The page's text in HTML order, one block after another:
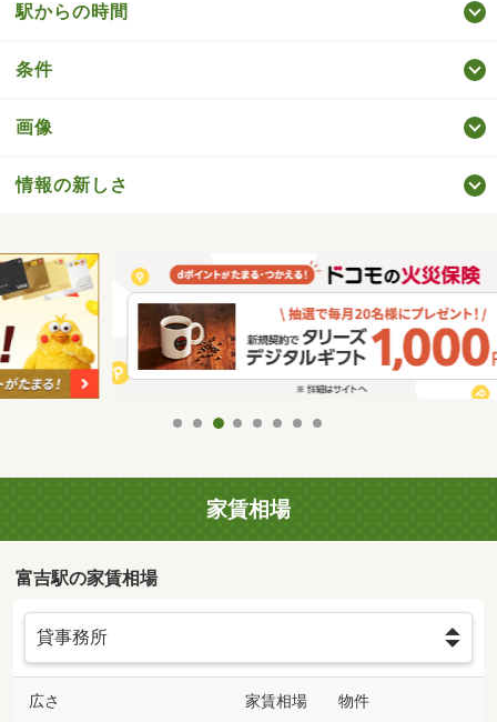
駅からの時間
条件
画像
情報の新しさ
家賃相場
富吉駅の家賃相場
広さ 家賃相場 物件